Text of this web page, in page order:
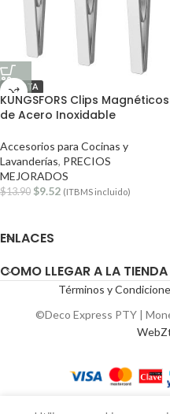
OFERTA
KUNGSFORS Clips Magnéticos
de Acero Inoxidable
Accesorios para Cocinas y
Lavanderías, PRECIOS
MEJORADOS
$13.90 $9.52 (ITBMS incluido)
ENLACES
COMO LLEGAR A LA TIENDA
Términos y
©Deco Express PTY |